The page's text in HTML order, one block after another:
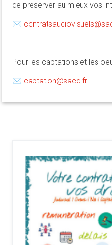
de préserver au mieux vos
✉
Pour les captations et les
✉ captation@sacd.fr